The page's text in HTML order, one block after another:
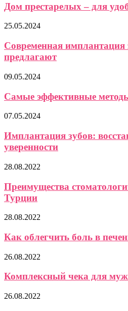
Дом престарелых – для
25.05.2024
Современная имплантация
предлагают
09.05.2024
Самые эффективные
07.05.2024
Имплантация зубов:
уверенности
28.08.2022
Преимущества
Турции
28.08.2022
Как облегчить боль в
26.08.2022
Комплексный чека для
26.08.2022